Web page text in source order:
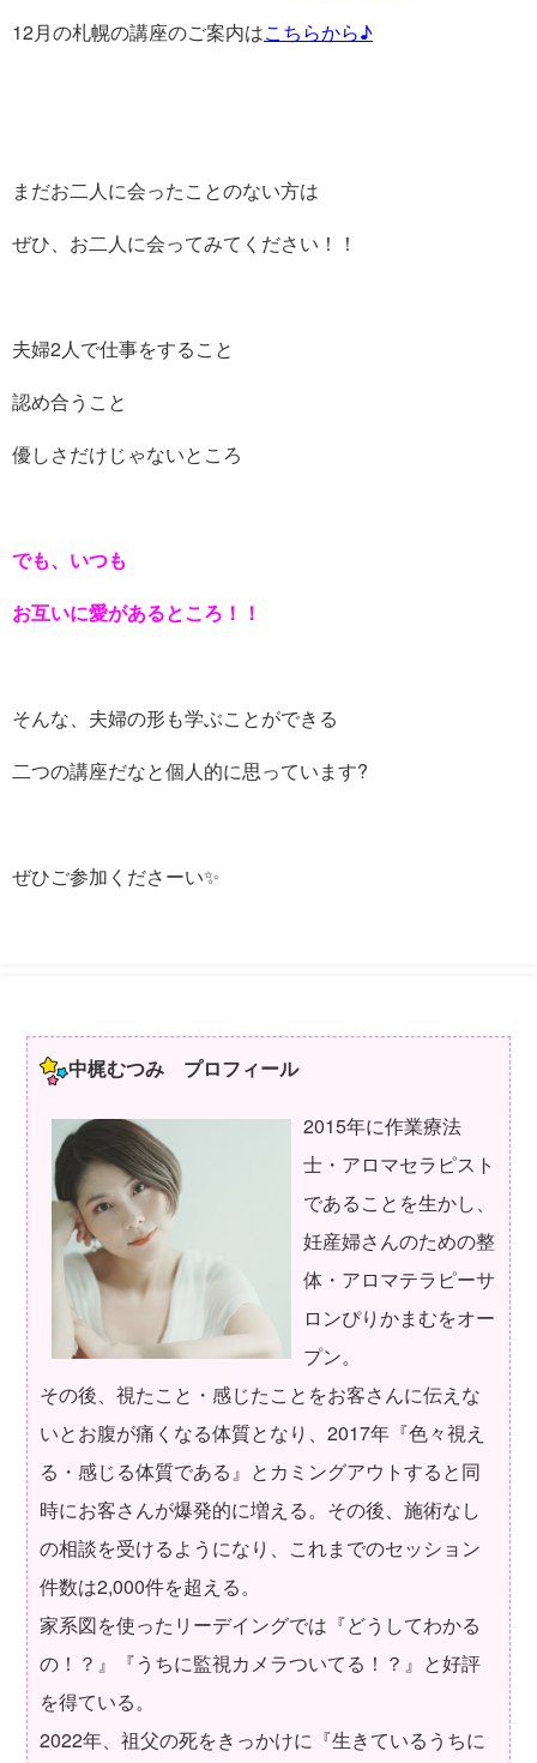
12月の札幌の講座のご案内はこちらから♪
まだお二人に会ったことのない方は
ぜひ、お二人に会ってみてください！！
夫婦2人で仕事をすること
認め合うこと
優しさだけじゃないところ
でも、いつも
お互いに愛があるところ！！
そんな、夫婦の形も学ぶことができる
二つの講座だなと個人的に思っています?
ぜひご参加くださーい✨
中梶むつみ プロフィール
2015年に作業療法
士・アロマセラピスト
であることを生かし、
妊産婦さんのための整
体・アロマテラピーサ
ロンぴりかまむをオー
プン。
その後、視たこと・感じたことをお客さんに伝えな
いとお腹が痛くなる体質となり、2017年『色々視え
る・感じる体質である』とカミングアウトすると同
時にお客さんが爆発的に増える。その後、施術なし
の相談を受けるようになり、これまでのセッション
件数は2,000件を超える。
家系図を使ったリーデイングでは『どうしてわかる
の！？』『うちに監視カメラついてる！？』と好評
を得ている。
2022年、祖父の死をきっかけに『生きているうちに